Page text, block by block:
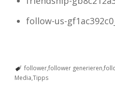
follow-us-
followerfollower generieren
Media Tipps